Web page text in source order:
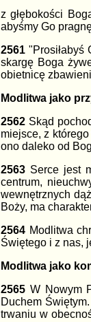
z głębokości
abyśmy Go
2561 "Prosiłabyś
skargę Boga
obietnicę
Modlitwa jako
2562 Skąd
miejsce, z
ono daleko od
2563 Serce jest
centrum,
wewnętrznych
Boży, ma
2564 Modlitwa
Świętego i z nas,
Modlitwa jako
2565 W Nowym
Duchem
trwaniu w